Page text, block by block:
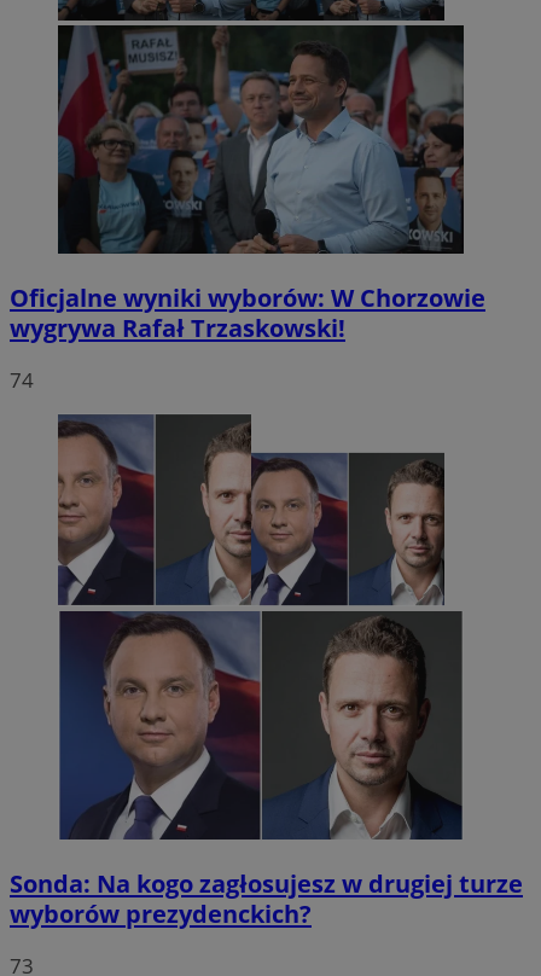
Oficjalne wyniki wyborów: W Chorzowie
wygrywa Rafał Trzaskowski!
74
Sonda: Na kogo zagłosujesz w drugiej turze
wyborów prezydenckich?
73